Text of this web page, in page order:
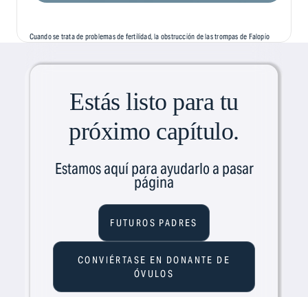
Cuando se trata de problemas de fertilidad, la obstrucción de las trompas de Falopio
Estás listo para tu
próximo capítulo.
Estamos aquí para ayudarlo a pasar
página
FUTUROS PADRES
CONVIÉRTASE EN DONANTE DE
ÓVULOS